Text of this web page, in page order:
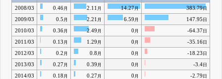
2008/03 0.46月 2.11 月 14.27月 383.79日
2009/03 0.5 月 2.21 月 6.59 月 147.95 日
2010/03 0.36月 2.49 月 0 月 -64.37 日
2011/03 0.13 月 1.29 月 0 月 -35.16日
2012/03 0.2 月 0.8 月 0 月 -18.23 日
2013/03 0.27 月 0.39 月 0 月 -3.4日
2014/03 0.18 月 0.27 月 0 月 -2.79 日